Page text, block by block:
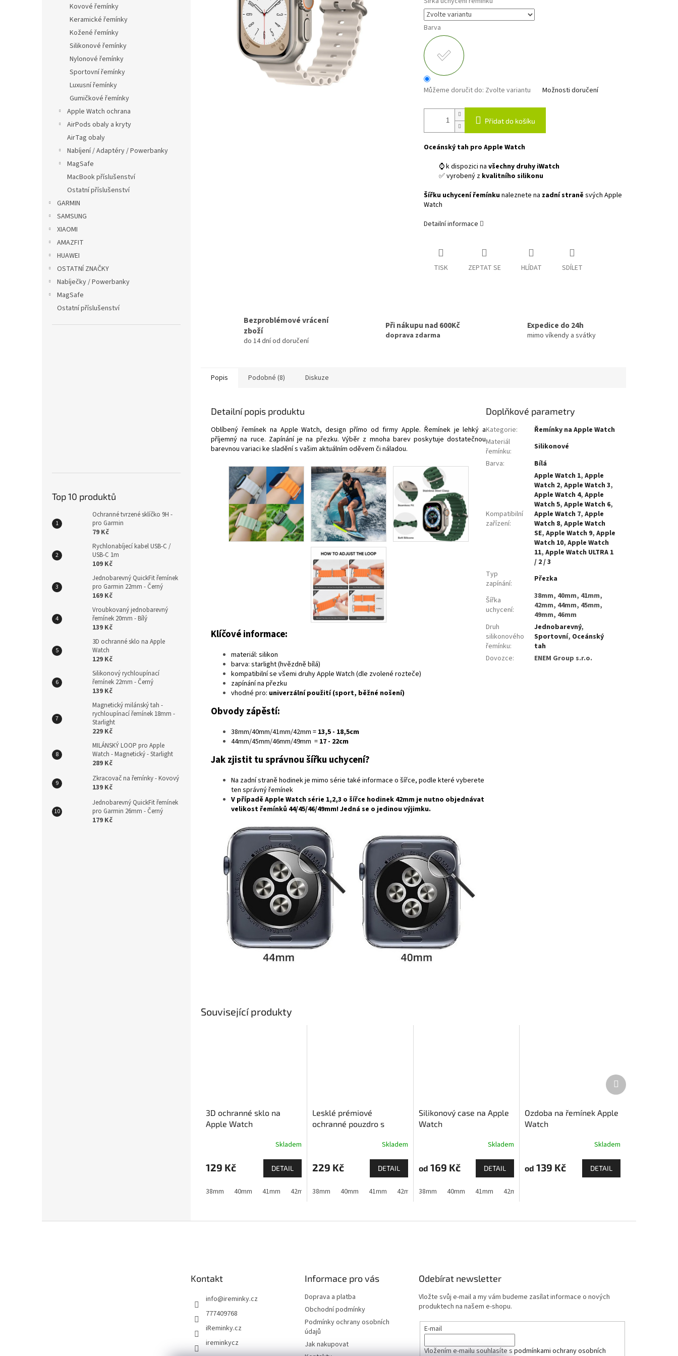
Kovové řemínky
Keramické řemínky
Kožené řemínky
Silikonové řemínky
Nylonové řemínky
Sportovní řemínky
Luxusní řemínky
Gumičkové řemínky
Apple Watch ochrana
AirPods obaly a kryty
AirTag obaly
Nabíjení / Adaptéry / Powerbanky
MagSafe
MacBook příslušenství
Ostatní příslušenství
GARMIN
SAMSUNG
XIAOMI
AMAZFIT
HUAWEI
OSTATNÍ ZNAČKY
Nabíječky / Powerbanky
MagSafe
Ostatní příslušenství
Top 10 produktů
Ochranné tvrzené sklíčko 9H -
pro Garmin
79 Kč
Rychlonabíjecí kabel USB-C /
USB-C 1m
109 Kč
Jednobarevný QuickFit řemínek
pro Garmin 22mm - Černý
169 Kč
Vroubkovaný jednobarevný
řemínek 20mm - Bílý
139 Kč
3D ochranné sklo na Apple
Watch
129 Kč
Silikonový rychloupínací
řemínek 22mm - Černý
139 Kč
Magnetický milánský tah -
rychloupínací řemínek 18mm -
Starlight
229 Kč
MILÁNSKÝ LOOP pro Apple
Watch - Magnetický - Starlight
289 Kč
Zkracovač na řemínky - Kovový
139 Kč
Jednobarevný QuickFit řemínek
pro Garmin 26mm - Černý
179 Kč
Barva
Můžeme doručit do: Zvolte variantu Možnosti doručení
Přidat do košíku
Oceánský tah pro Apple Watch
⌚ k dispozici na všechny druhy iWatch
✅ vyrobený z kvalitního silikonu
Šířku uchycení řemínkunaleznete na zadní straně svých Apple
Watch
Detailní informace
TISK ZEPTAT SE HLÍDAT SDÍLET
Bezproblémové vrácení
zboží
do 14 dní od doručení
Při nákupu nad 600Kč
doprava zdarma
Expedice do 24h
mimo víkendy a svátky
Související produkty
3D ochranné sklo na
Apple Watch
Skladem
129 Kč DETAIL
38mm 40mm 41mm 42mm (Apple Watch 1,2,3) 42mm (Apple Watch 10 a 11) 44mm 45mm
Lesklé prémiové
ochranné pouzdro s
Skladem
229 Kč DETAIL
38mm 40mm 41mm 42mm (Apple Watch 1,2,3) 44mm 45mm
Silikonový case na Apple
Watch
Skladem
od 169 Kč DETAIL
38mm 40mm 41mm 42mm (Apple Watch 1,2,3)
Ozdoba na řemínek Apple
Watch
Skladem
od 139 Kč DETAIL
Další
produkt
Popis Podobné (8) Diskuze
Detailní popis produktu
Oblíbený řemínek na Apple Watch, design přímo od firmy Apple. Řemínek je lehký a
příjemný na ruce. Zapínání je na přezku. Výběr z mnoha barev poskytuje dostatečnou
barevnou variaci ke sladění s vašim aktuálním oděvem či náladou.
Klíčové informace:
materiál: silikon
barva: starlight (hvězdně bílá)
kompatibilní se všemi druhy Apple Watch (dle zvolené rozteče)
zapínání na přezku
vhodné pro: univerzální použití (sport, běžné nošení)
Obvody zápěstí:
38mm/40mm/41mm/42mm = 13,5 - 18,5cm
44mm/45mm/46mm/49mm = 17 - 22cm
Jak zjistit tu správnou šířku uchycení?
Na zadní straně hodinek je mimo série také informace o šířce, podle které vyberete
ten správný řemínek
V případě Apple Watch série 1,2,3 o šířce hodinek 42mm je nutno objednávat
velikost řemínků 44/45/46/49mm! Jedná se o jedinou výjimku.
Doplňkové parametry
Kategorie:
Řemínky na Apple Watch
Materiál
řemínku:
Silikonové
Barva: Bílá
Kompatibilní
zařízení:
Apple Watch 1,Apple
Watch 2,Apple Watch 3,
Apple Watch 4,Apple
Watch 5,Apple Watch 6,
Apple Watch 7,Apple
Watch 8,Apple Watch
SE,Apple Watch 9,Apple
Watch 10,Apple Watch
11,Apple Watch ULTRA 1
/ 2 / 3
Typ
zapínání: Přezka
Šířka
uchycení:
38mm, 40mm, 41mm,
42mm, 44mm, 45mm,
49mm, 46mm
Druh
silikonového
řemínku:
Jednobarevný,
Sportovní, Oceánský
tah
Dovozce: ENEM Group s.r.o.
Kontakt
info@ireminky.cz
777409768
iReminky.cz
ireminkycz
Informace pro vás
Doprava a platba
Obchodní podmínky
Podmínky ochrany osobních
údajů
Jak nakupovat
Odebírat newsletter
Vložte svůj e-mail a my vám budeme zasílat informace o nových
produktech na našem e-shopu.
E-mail
Vložením e-mailu souhlasíte spodmínkami ochrany osobních